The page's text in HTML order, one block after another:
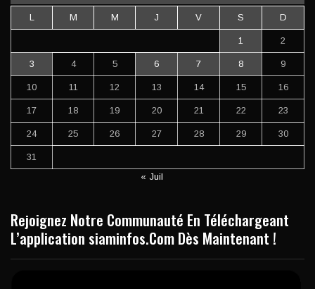
L M M J V S D
1 2
3 4 5 6 7 8 9
10 11 12 13 14 15 16
17 18 19 20 21 22 23
24 25 26 27 28 29 30
31
« Juil
Rejoignez Notre Communauté En Téléchargeant
L’application siaminfos.Com Dès Maintenant !